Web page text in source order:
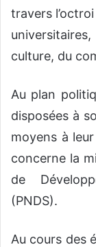
travers
culture, du
Au plan
disposées à
moyens à
concerne la
de
(PNDS).
Au cours des